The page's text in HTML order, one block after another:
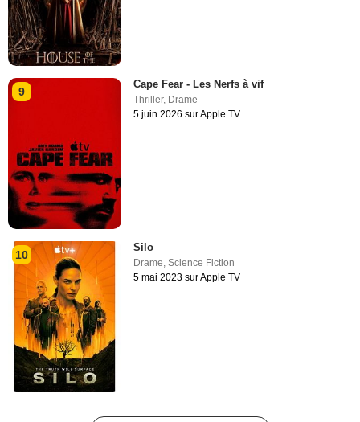
9
Cape Fear - Les Nerfs à vif
Thriller, Drame
5 juin 2026 sur Apple TV
10
Silo
Drame,Science Fiction
5 mai 2023 sur Apple TV